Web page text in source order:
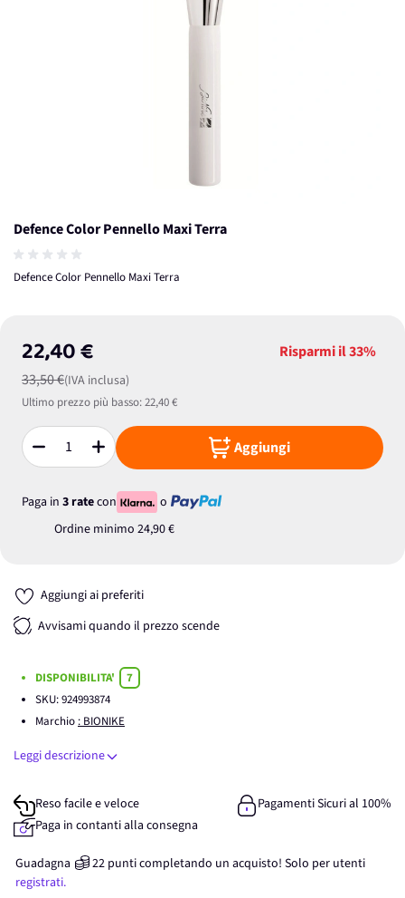
Defence Color Pennello Maxi Terra
Defence Color Pennello Maxi Terra
22,40 €
33,50 €(IVA inclusa)
Risparmi il33%
Ultimo prezzo più basso:22,40 €
Quantità Aggiungi
Paga in 3 ratecon
o
Ordine minimo 24,90 €
Aggiungi ai preferiti
Avvisami quando il prezzo scende
DISPONIBILITA'
7
SKU:924993874
Marchio : BIONIKE
Leggi descrizione
Reso facile e veloce
Pagamenti Sicuri al 100%
Paga in contanti alla consegna
Guadagna 22 punticompletando un acquisto! Solo per utenti
registrati.